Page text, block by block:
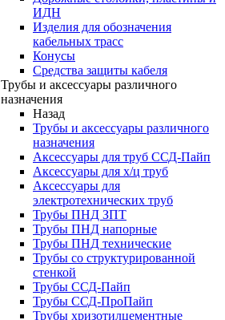
ИДН
Изделия для обозначения
кабельных трасс
Конусы
Средства защиты кабеля
Трубы и аксессуары различного
назначения
Назад
Трубы и аксессуары различного
назначения
Аксессуары для труб ССД-Пайп
Аксессуары для х/ц труб
Аксессуары для
электротехнических труб
Трубы ПНД ЗПТ
Трубы ПНД напорные
Трубы ПНД технические
Трубы со структурированной
стенкой
Трубы ССД-Пайп
Трубы ССД-ПроПайп
Трубы хризотилцементные